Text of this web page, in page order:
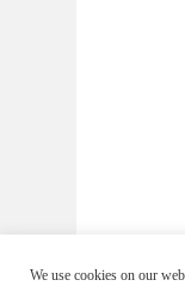
We use cookies on our